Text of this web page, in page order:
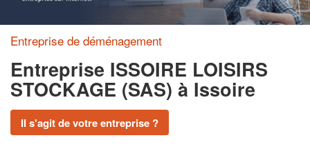
Entreprise de déménagement
Entreprise ISSOIRE LOISIRS
STOCKAGE (SAS) à Issoire
Il s'agit de votre entreprise ?